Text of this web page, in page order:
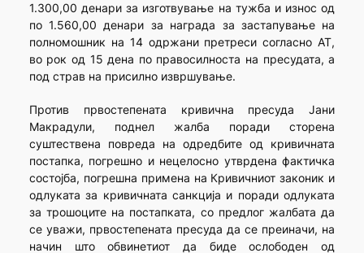
1.300,00 денари за изготвување на тужба и износ од
по 1.560,00 денари за награда за застапување на
полномошник на 14 одржани претреси согласно АТ,
во рок од 15 дена по правосилноста на пресудата, а
под страв на присилно извршување.
Против првостепената кривична пресуда Јани
Макрадули, поднел жалба поради сторена
суштествена повреда на одредбите од кривичната
постапка, погрешно и нецелосно утврдена фактичка
состојба, погрешна примена на Кривичниот законик и
одлуката за кривичната санкција и поради одлуката
за трошоците на постапката, со предлог жалбата да
се уважи, првостепената пресуда да се преиначи, на
начин што обвинетиот да биде ослободен од